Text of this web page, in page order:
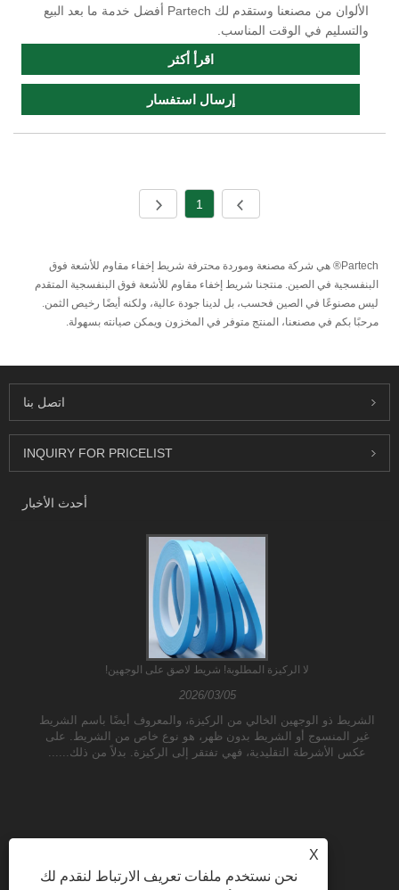
الألوان من مصنعنا وستقدم لك Partech أفضل خدمة ما بعد البيع
والتسليم في الوقت المناسب.
اقرأ أكثر
إرسال استفسار
1
Partech® هي شركة مصنعة وموردة محترفة شريط إخفاء مقاوم للأشعة فوق
البنفسجية في الصين. منتجنا شريط إخفاء مقاوم للأشعة فوق البنفسجية المتقدم
ليس مصنوعًا في الصين فحسب، بل لدينا جودة عالية، ولكنه أيضًا رخيص الثمن.
مرحبًا بكم في مصنعنا، المنتج متوفر في المخزون ويمكن صيانته بسهولة.
اتصل بنا
INQUIRY FOR PRICELIST
أحدث الأخبار
لا الركيزة المطلوبة! شريط لاصق على الوجهين!
2026/03/05
الشريط ذو الوجهين الخالي من الركيزة، والمعروف أيضًا باسم الشريط
غير المنسوج أو الشريط بدون ظهر، هو نوع خاص من الشريط. على
عكس الأشرطة التقليدية، فهي تفتقر إلى الركيزة. بدلاً من ذلك......
X
نحن نستخدم ملفات تعريف الارتباط لنقدم لك